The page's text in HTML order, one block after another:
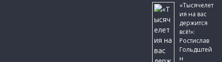
«Тысячелет
ия на вас
держится
всё!»:
Ростислав
Гольдштей
н